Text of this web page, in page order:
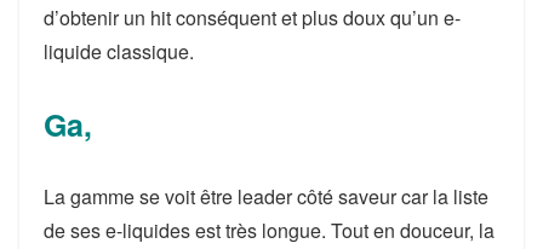
d’obtenir un hit conséquent et plus doux qu’un e-
liquide classique.
Ga,
La gamme se voit être leader côté saveur car la liste
de ses e-liquides est très longue. Tout en douceur, la